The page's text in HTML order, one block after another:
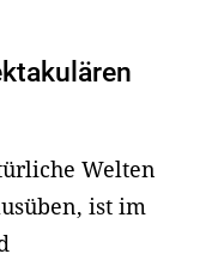
Welten
ist im